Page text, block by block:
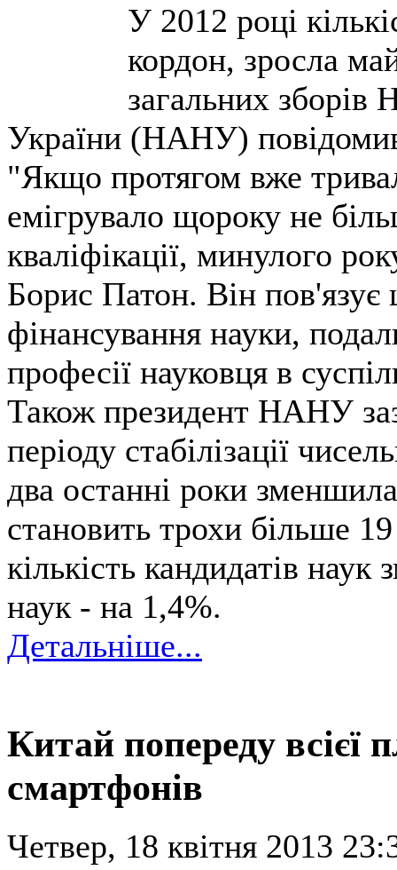
У 2012 році
кордон, зросла
загальних зборів
України (НАНУ)
"Якщо протягом вже
емігрувало щороку не
кваліфікації, минулого
Борис Патон. Він пов'язує
фінансування науки,
професії науковця в
Також президент НАНУ
періоду стабілізації
два останні роки
становить трохи більше
кількість кандидатів
наук - на 1,4%.
Детальніше...
Китай попереду всієї
смартфонів
Четвер, 18 квітня 2013